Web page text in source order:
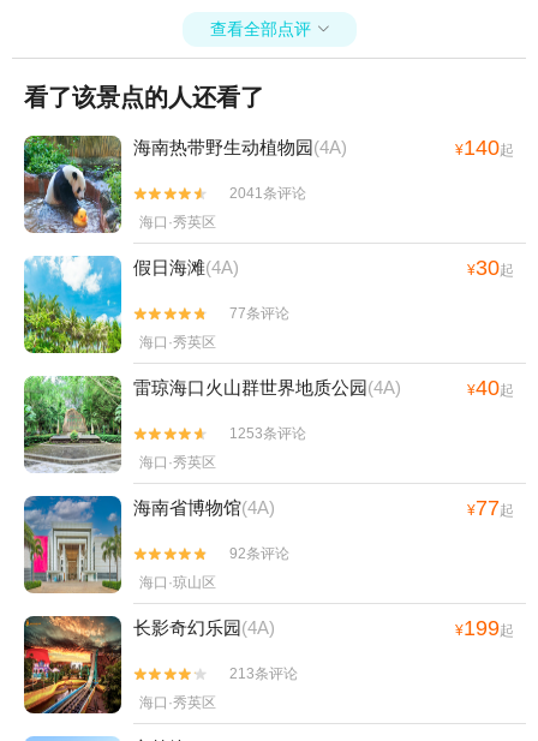
查看全部点评 
看了该景点的人还看了
海南热带野生动植物园(4A) ¥140起


2041条评论
海口·秀英区
假日海滩(4A) ¥30起


77条评论
海口·秀英区
雷琼海口火山群世界地质公园(4A) ¥40起


1253条评论
海口·秀英区
海南省博物馆(4A) ¥77起


92条评论
海口·琼山区
长影奇幻乐园(4A) ¥199起


213条评论
海口·秀英区